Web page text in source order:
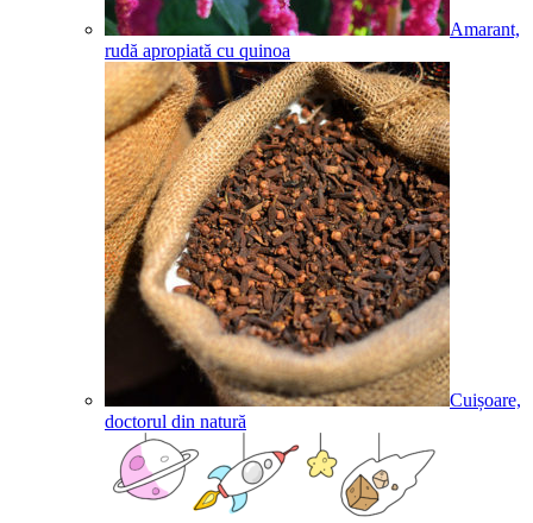
Amarant,
rudă apropiată cu quinoa
Cuișoare,
doctorul din natură